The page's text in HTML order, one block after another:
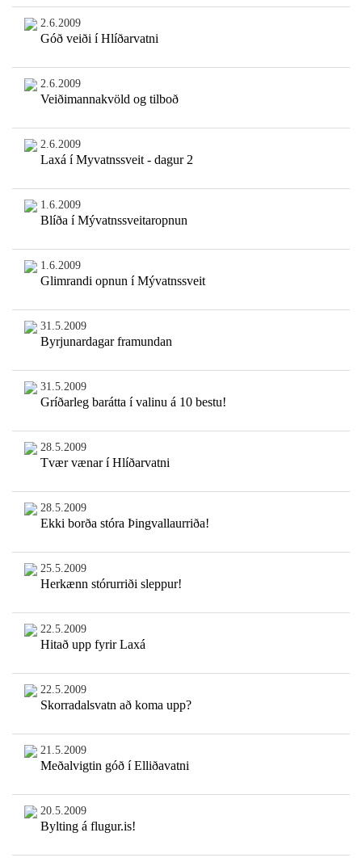
2.6.2009
Góð veiði í Hlíðarvatni
2.6.2009
Veiðimannakvöld og tilboð
2.6.2009
Laxá í Myvatnssveit - dagur 2
1.6.2009
Blíða í Mývatnssveitaropnun
1.6.2009
Glimrandi opnun í Mývatnssveit
31.5.2009
Byrjunardagar framundan
31.5.2009
Gríðarleg barátta í valinu á 10 bestu!
28.5.2009
Tvær vænar í Hlíðarvatni
28.5.2009
Ekki borða stóra Þingvallaurriða!
25.5.2009
Herkænn stórurriði sleppur!
22.5.2009
Hitað upp fyrir Laxá
22.5.2009
Skorradalsvatn að koma upp?
21.5.2009
Meðalvigtin góð í Elliðavatni
20.5.2009
Bylting á flugur.is!